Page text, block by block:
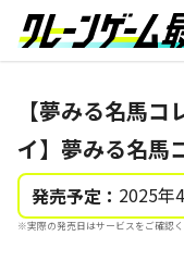
【夢みる名馬
イ】夢みる名馬
発売予定： 2025年
※実際の発売日はサービスをご確認く